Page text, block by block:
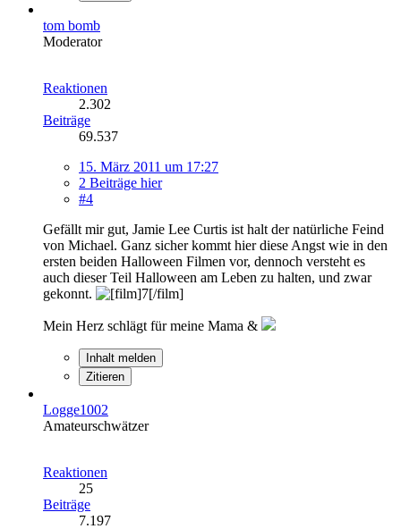
tom bomb
Moderator
Reaktionen
2.302
Beiträge
69.537
15. März 2011 um 17:27
2 Beiträge hier
#4
Gefällt mir gut, Jamie Lee Curtis ist halt der natürliche Feind
von Michael. Ganz sicher kommt hier diese Angst wie in den
ersten beiden Halloween Filmen vor, dennoch versteht es
auch dieser Teil Halloween am Leben zu halten, und zwar
gekonnt.
Mein Herz schlägt für meine Mama &
Inhalt melden
Zitieren
Logge1002
Amateurschwätzer
Reaktionen
25
Beiträge
7.197